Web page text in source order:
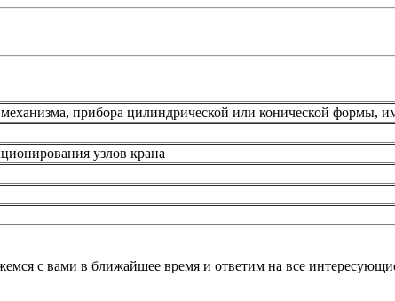
прибора цилиндрической или конической формы,
узлов крана
с вами в ближайшее время и ответим на все